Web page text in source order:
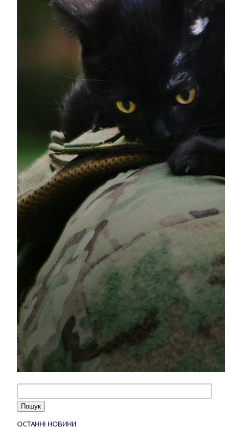
ОСТАННІ НОВИНИ